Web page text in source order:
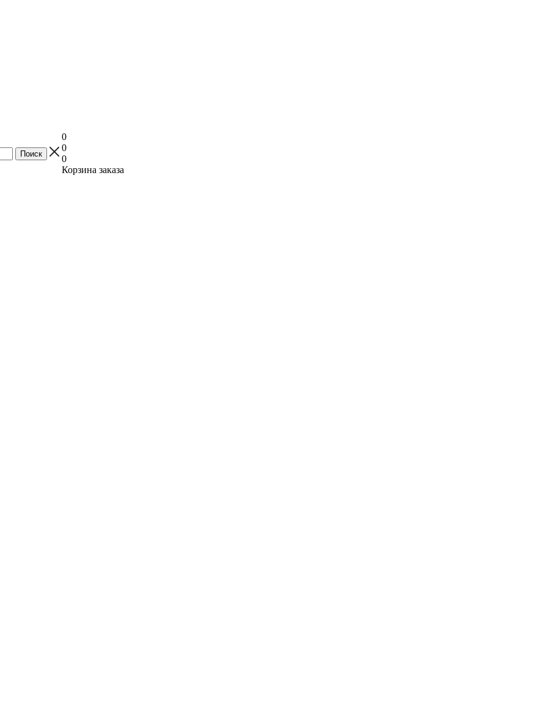
0
0
0
Корзина заказа